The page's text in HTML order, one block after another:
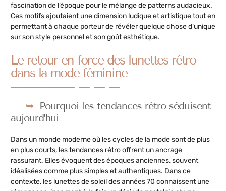
fascination de l’époque pour le mélange de patterns audacieux.
Ces motifs ajoutaient une dimension ludique et artistique tout en
permettant à chaque porteur de révéler quelque chose d’unique
sur son style personnel et son goût esthétique.
Le retour en force des lunettes rétro
dans la mode féminine
Pourquoi les tendances rétro séduisent
aujourd’hui
Dans un monde moderne où les cycles de la mode sont de plus
en plus courts, les tendances rétro offrent un ancrage
rassurant. Elles évoquent des époques anciennes, souvent
idéalisées comme plus simples et authentiques. Dans ce
contexte, les lunettes de soleil des années 70 connaissent une